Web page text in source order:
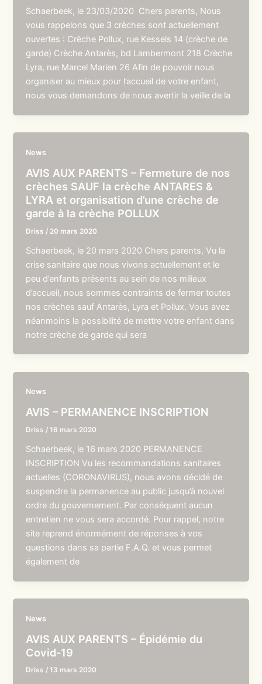
Schaerbeek, le 23/03/2020 Chers parents, Nous
vous rappelons que 3 crèches sont actuellement
ouvertes : Crèche Pollux, rue Kessels 14 (crèche de
garde) Crèche Antarès, bd Lambermont 218 Crèche
Lyra, rue Marcel Marien 26 Afin de pouvoir nous
organiser au mieux pour l’accueil de votre enfant,
nous vous demandons de nous avertir la veille de la
News
AVIS AUX PARENTS – Fermeture de nos
crèches SAUF la crèche ANTARES &
LYRA et organisation d’une crèche de
garde à la crèche POLLUX
Driss / 20 mars 2020
Schaerbeek, le 20 mars 2020 Chers parents, Vu la
crise sanitaire que nous vivons actuellement et le
peu d’enfants présents au sein de nos milieux
d’accueil, nous sommes contraints de fermer toutes
nos crèches sauf Antarès, Lyra et Pollux. Vous avez
néanmoins la possibilité de mettre votre enfant dans
notre crèche de garde qui sera
News
AVIS – PERMANENCE INSCRIPTION
Driss /16 mars 2020
Schaerbeek, le 16 mars 2020 PERMANENCE
INSCRIPTION Vu les recommandations sanitaires
actuelles (CORONAVIRUS), nous avons décidé de
suspendre la permanence au public jusqu’à nouvel
ordre du gouvernement. Par conséquent aucun
entretien ne vous sera accordé. Pour rappel, notre
site reprend énormément de réponses à vos
questions dans sa partie F.A.Q. et vous permet
également de
News
AVIS AUX PARENTS – Épidémie du
Covid-19
Driss /13 mars 2020